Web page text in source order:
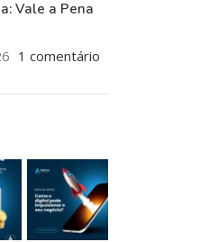
Vale a Pena
1 comentário